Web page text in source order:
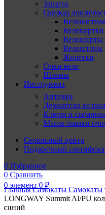
Защита
Одежда для
Велокуртки
Велошорты
Велоштаны
Жилетки
Очки вело
Шлемы
Инструмент
Аптечки
Держатели
Ключи и
Масла смазки
Сервисный центр
Подарочный
0 Избранное
0 Сравнить
0элемент 0 ₽
ГлавнаяСамокаты Самокаты
LONGWAY Summit Al/PU
синий